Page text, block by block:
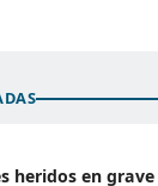
heridos en